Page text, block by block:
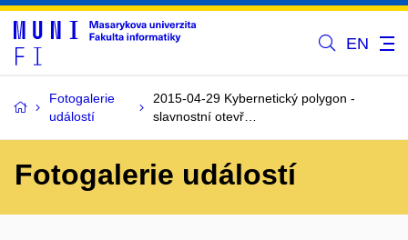
EN
Fotogalerie
událostí
2015-04-29 Kybernetický polygon -
slavnostní otevř…
Fotogalerie událostí